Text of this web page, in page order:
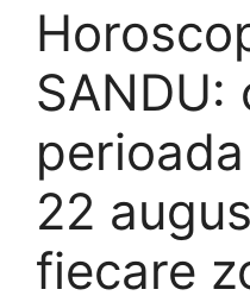
SANDU:
22
fiecare